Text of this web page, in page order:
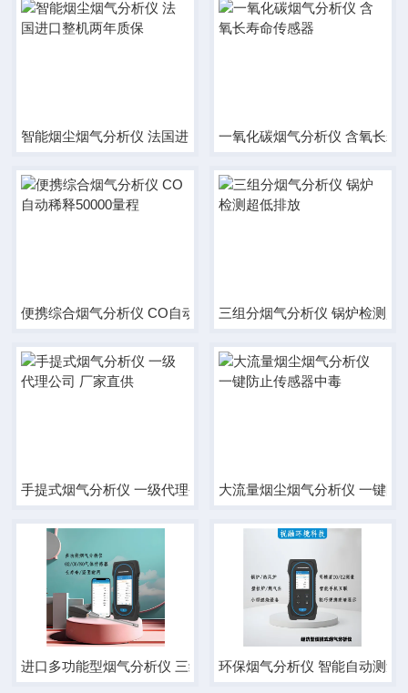
智能烟尘烟气分析仪 法国进口整机两年质保一氧化碳烟气分析仪 含氧长寿
便携综合烟气分析仪 CO自动稀释50000量程三组分烟气分析仪 锅炉检测超
手提式烟气分析仪 一级代理公司 厂家直供大流量烟尘烟气分析仪 一键防
进口多功能型烟气分析仪 三组分检测仪器环保烟气分析仪 智能自动测量